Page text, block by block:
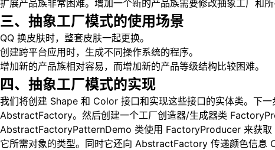
扩展产品族非常困难。增加一个新的产品族需要修改抽象工厂和所
三、抽象工厂模式的使用场景
QQ 换皮肤时，整套皮肤一起更换。
创建跨平台应用时，生成不同操作系统的程序。
增加新的产品族相对容易，而增加新的产品等级结构比较困难。
四、抽象工厂模式的实现
我们将创建 Shape 和 Color 接口和实现这些接口的实体类。下
AbstractFactory。然后创建一个工厂创造器/生成器类
AbstractFactoryPatternDemo 类使用 FactoryProducer 来获取
它所需对象的类型。同时它还向 AbstractFactory 传递颜色信息